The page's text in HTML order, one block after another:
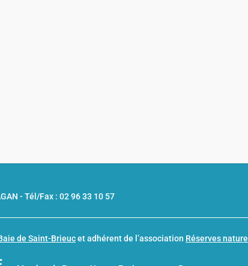
-Tél/Fax : 02 96 33 10 57
de Saint-Brieucet adhérent de l’association Réserves